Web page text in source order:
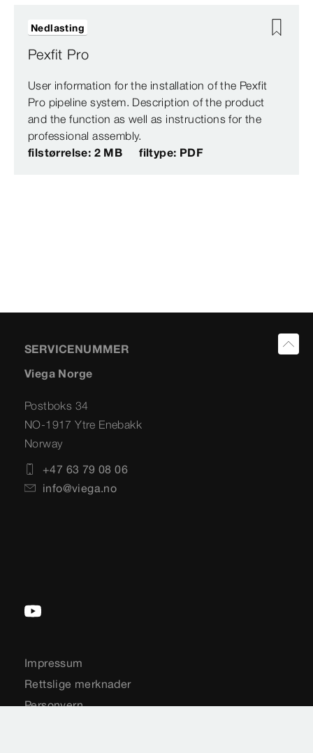
Pexfit Pro
User information for the installation of the Pexfit
Pro pipeline system. Description of the product
and the function as well as instructions for the
professional assembly.
filstørrelse: 2 MB
filtype: PDF
Nedlasting
SERVICENUMMER
Viega Norge
Postboks 34
NO-1917 Ytre Enebakk
Norway
+47 63 79 08 06
info@viega.no
Impressum
Rettslige merknader
Personvern